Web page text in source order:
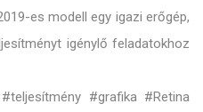
es modell egy igazi erőgép,
igénylő feladatokhoz
#grafika #Retina